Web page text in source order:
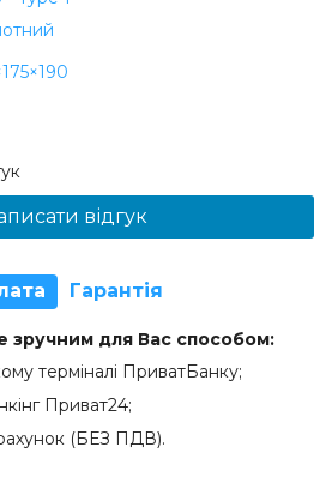
відгук
Гарантія
зручним для Вас способом:
терміналі ПриватБанку;
Приват24;
(БЕЗ ПДВ).